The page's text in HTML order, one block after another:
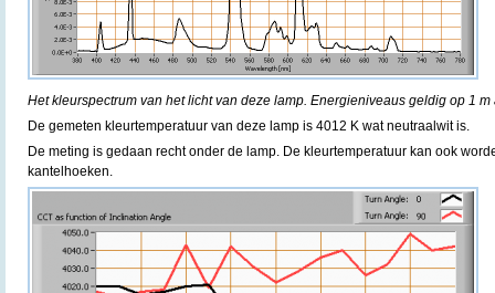
Het kleurspectrum van het licht van deze lamp. Energieniveaus geldig op 1 m
De gemeten kleurtemperatuur van deze lamp is 4012 K wat neutraalwit is.
De meting is gedaan recht onder de lamp. De kleurtemperatuur kan ook
kantelhoeken.